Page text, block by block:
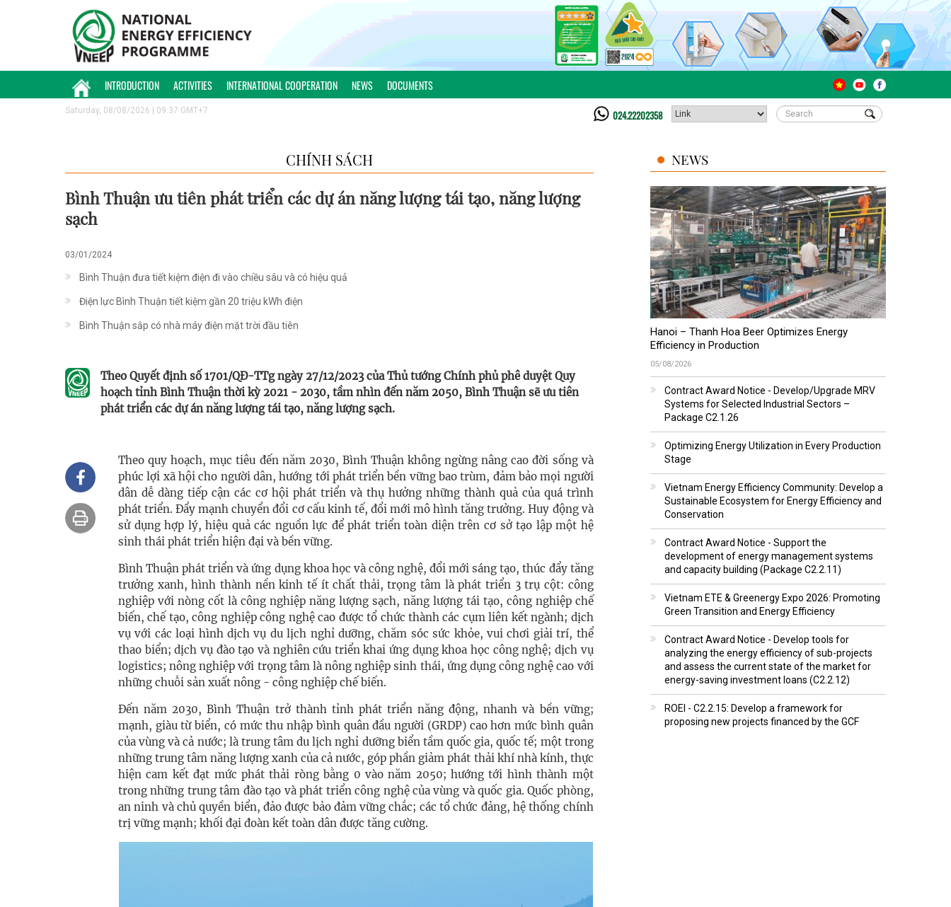
INTRODUCTION ACTIVITIES INTERNATIONAL COOPERATION NEWS DOCUMENTS
Saturday, 08/08/2026 | 09:37 GMT+7 024.22202358
CHÍNH SÁCH
Bình Thuận ưu tiên phát triển các dự án năng lượng tái tạo, năng lượng
sạch
03/01/2024
Bình Thuận đưa tiết kiệm điện đi vào chiều sâu và có hiệu quả
Điện lực Bình Thuận tiết kiệm gần 20 triệu kWh điện
Bình Thuận sắp có nhà máy điện mặt trời đầu tiên
Theo Quyết định số 1701/QĐ-TTg ngày 27/12/2023 của Thủ tướng Chính phủ phê duyệt Quy
hoạch tỉnh Bình Thuận thời kỳ 2021 - 2030, tầm nhìn đến năm 2050, Bình Thuận sẽ ưu tiên
phát triển các dự án năng lượng tái tạo, năng lượng sạch.
Theo quy hoạch, mục tiêu đến năm 2030, Bình Thuận không ngừng nâng cao đời sống và
phúc lợi xã hội cho người dân, hướng tới phát triển bền vững bao trùm, đảm bảo mọi người
dân dễ dàng tiếp cận các cơ hội phát triển và thụ hưởng những thành quả của quá trình
phát triển. Đẩy mạnh chuyển đổi cơ cấu kinh tế, đổi mới mô hình tăng trưởng. Huy động và
sử dụng hợp lý, hiệu quả các nguồn lực để phát triển toàn diện trên cơ sở tạo lập một hệ
sinh thái phát triển hiện đại và bền vững.
Bình Thuận phát triển và ứng dụng khoa học và công nghệ, đổi mới sáng tạo, thúc đẩy tăng
trưởng xanh, hình thành nền kinh tế ít chất thải, trọng tâm là phát triển 3 trụ cột: công
nghiệp với nòng cốt là công nghiệp năng lượng sạch, năng lượng tái tạo, công nghiệp chế
biến, chế tạo, công nghiệp công nghệ cao được tổ chức thành các cụm liên kết ngành; dịch
vụ với các loại hình dịch vụ du lịch nghỉ dưỡng, chăm sóc sức khỏe, vui chơi giải trí, thể
thao biển; dịch vụ đào tạo và nghiên cứu triển khai ứng dụng khoa học công nghệ; dịch vụ
logistics; nông nghiệp với trọng tâm là nông nghiệp sinh thái, ứng dụng công nghệ cao với
những chuỗi sản xuất nông - công nghiệp chế biến.
Đến năm 2030, Bình Thuận trở thành tỉnh phát triển năng động, nhanh và bền vững;
mạnh, giàu từ biển, có mức thu nhập bình quân đầu người (GRDP) cao hơn mức bình quân
của vùng và cả nước; là trung tâm du lịch nghỉ dưỡng biển tầm quốc gia, quốc tế; một trong
những trung tâm năng lượng xanh của cả nước, góp phần giảm phát thải khí nhà kính, thực
hiện cam kết đạt mức phát thải ròng bằng 0 vào năm 2050; hướng tới hình thành một
trong những trung tâm đào tạo và phát triển công nghệ của vùng và quốc gia. Quốc phòng,
an ninh và chủ quyền biển, đảo được bảo đảm vững chắc; các tổ chức đảng, hệ thống chính
trị vững mạnh; khối đại đoàn kết toàn dân được tăng cường.
NEWS
Hanoi – Thanh Hoa Beer Optimizes Energy
Efficiency in Production
05/08/2026
Contract Award Notice - Develop/Upgrade MRV
Systems for Selected Industrial Sectors –
Package C2.1.26
Optimizing Energy Utilization in Every Production
Stage
Vietnam Energy Efficiency Community: Develop a
Sustainable Ecosystem for Energy Efficiency and
Conservation
Contract Award Notice - Support the
development of energy management systems
and capacity building (Package C2.2.11)
Vietnam ETE & Greenergy Expo 2026: Promoting
Green Transition and Energy Efficiency
Contract Award Notice - Develop tools for
analyzing the energy efficiency of sub-projects
and assess the current state of the market for
energy-saving investment loans (C2.2.12)
ROEI - C2.2.15: Develop a framework for
proposing new projects financed by the GCF